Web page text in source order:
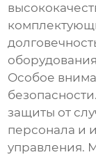
Особое
защиты от
персонала и
управления.